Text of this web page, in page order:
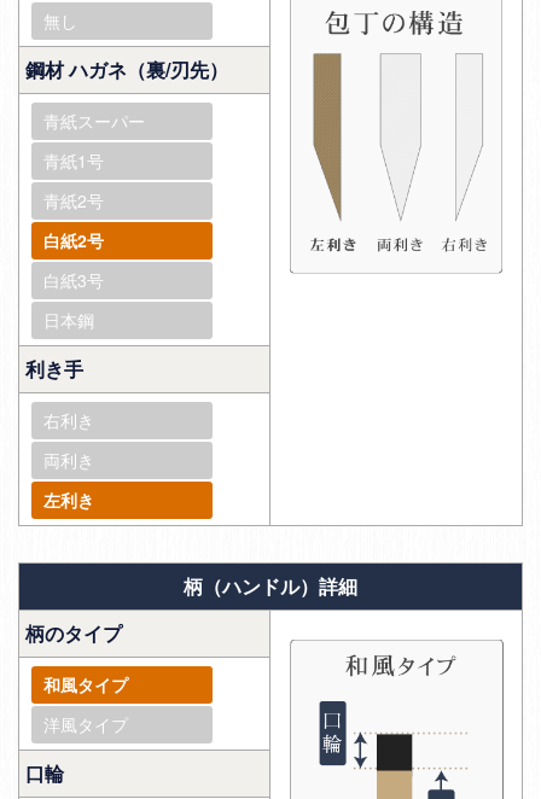
無し
鋼材 ハガネ（裏/刃先）
青紙スーパー
青紙1号
青紙2号
白紙2号
白紙3号
日本鋼
利き手
右利き
両利き
左利き
柄（ハンドル）詳細
柄のタイプ
和風タイプ
洋風タイプ
口輪